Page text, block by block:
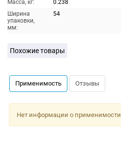
Масса, кг:
0.238
Ширина
упаковки,
мм:
54
Похожие товары
Применимость Отзывы
Нет информации о применимости